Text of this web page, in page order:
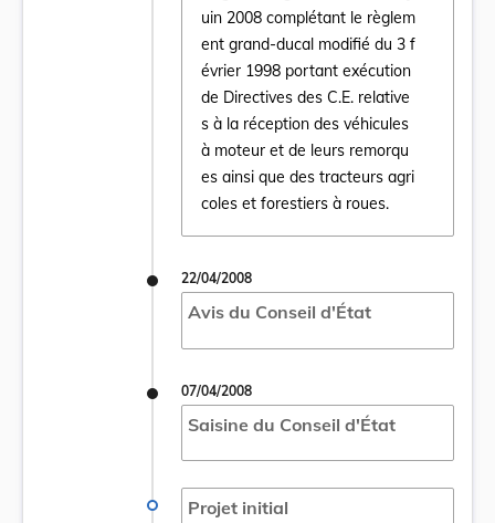
uin 2008 complétant le règlem
ent grand-ducal modifié du 3 f
évrier 1998 portant exécution
de Directives des C.E. relative
s à la réception des véhicules
à moteur et de leurs remorqu
es ainsi que des tracteurs agri
coles et forestiers à roues.
Ouvrir le document Règlement grand-
22/04/2008
Avis du Conseil d'État
07/04/2008
Saisine du Conseil d'État
Projet initial